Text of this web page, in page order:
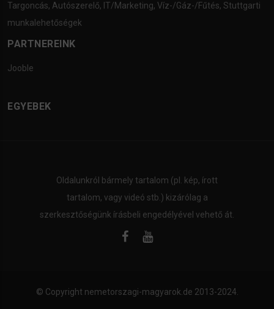
Targoncás, Autószerelő, IT/Marketing, Víz-/Gáz-/Fűtés, Stuttgarti
munkalehetőségek
PARTNEREINK
Jooble
EGYEBEK
Oldalunkról bármely tartalom (pl. kép, írott
tartalom, vagy videó stb.) kizárólag a
szerkesztőségünk írásbeli engedélyével vehető át.
© Copyright nemetorszagi-magyarok.de 2013-2024.